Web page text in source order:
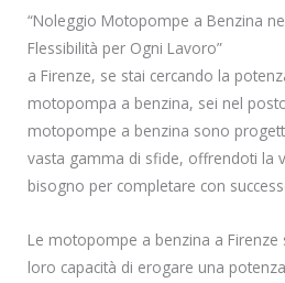
“Noleggio Motopompe a Benzina
Flessibilità per Ogni Lavoro”
a Firenze, se stai cercando la
motopompa a benzina, sei nel
motopompe a benzina sono
vasta gamma di sfide, offrendoti la
bisogno per completare con
Le motopompe a benzina a
loro capacità di erogare una